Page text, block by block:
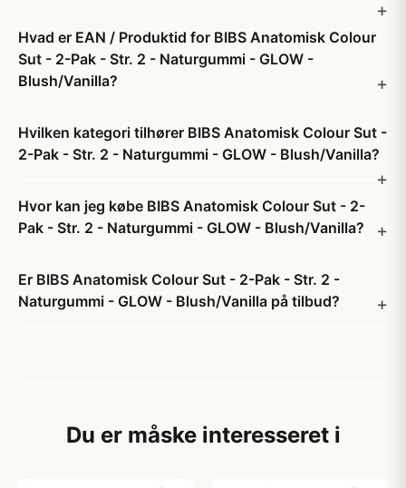
Hvad er EAN / Produktid for BIBS Anatomisk Colour
Sut - 2-Pak - Str. 2 - Naturgummi - GLOW -
Blush/Vanilla?
Hvilken kategori tilhører BIBS Anatomisk Colour Sut -
2-Pak - Str. 2 - Naturgummi - GLOW - Blush/Vanilla?
Hvor kan jeg købe BIBS Anatomisk Colour Sut - 2-
Pak - Str. 2 - Naturgummi - GLOW - Blush/Vanilla?
Er BIBS Anatomisk Colour Sut - 2-Pak - Str. 2 -
Naturgummi - GLOW - Blush/Vanilla på tilbud?
Du er måske interesseret i